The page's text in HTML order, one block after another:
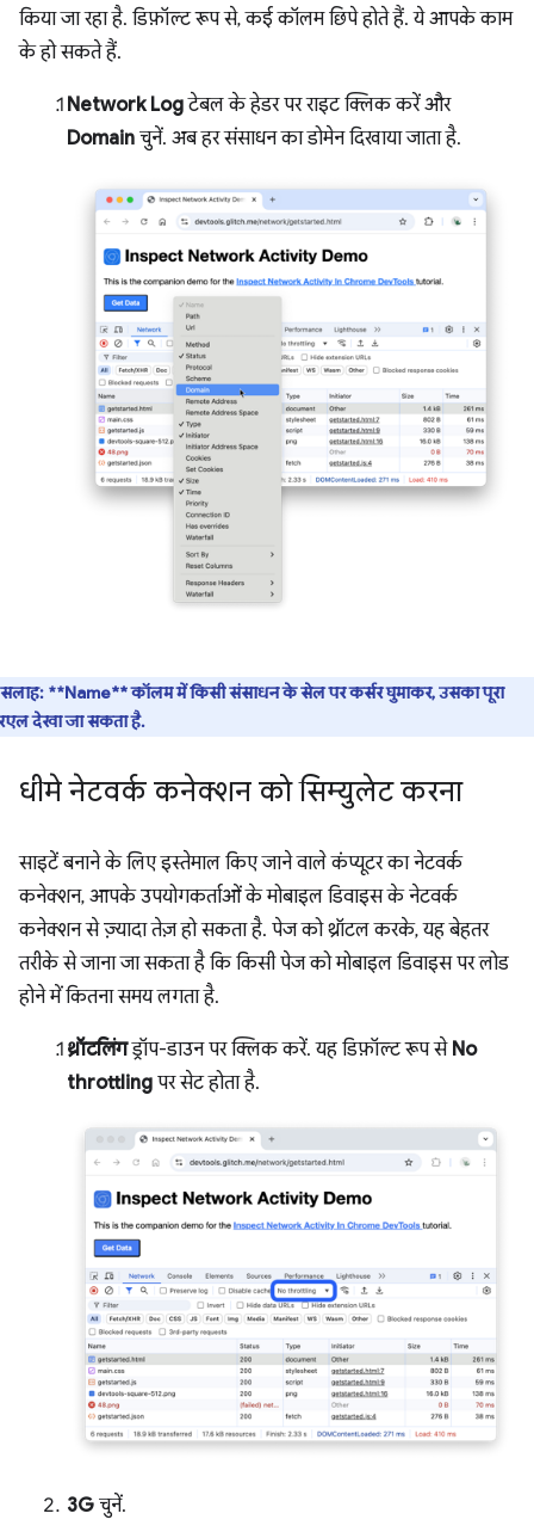
किया जा रहा है. डिफ़ॉल्ट रूप से, कई कॉलम छिपे होते हैं. ये आपके काम
के हो सकते हैं.
Network Logटेबल के हेडर पर राइट क्लिक करें और
Domain चुनें. अब हर संसाधन का डोमेन दिखाया जाता है.
सलाह: **Name** कॉलम में किसी संसाधन के सेल पर कर्सर घुमाकर, उसका पूरा
देखा जा सकता है.
धीमे नेटवर्क कनेक्शन को सिम्युलेट करना
साइटें बनाने के लिए इस्तेमाल किए जाने वाले कंप्यूटर का नेटवर्क
कनेक्शन, आपके उपयोगकर्ताओं के मोबाइल डिवाइस के नेटवर्क
कनेक्शन से ज़्यादा तेज़ हो सकता है. पेज को थ्रॉटल करके, यह बेहतर
तरीके से जाना जा सकता है कि किसी पेज को मोबाइल डिवाइस पर लोड
होने में कितना समय लगता है.
थ्रॉटलिंगड्रॉप-डाउन पर क्लिक करें. यह डिफ़ॉल्ट रूप से No
throttling पर सेट होता है.
3G चुनें.